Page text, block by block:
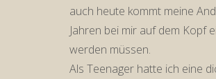
auch heute kommt meine
Jahren bei mir auf dem Kopf
werden müssen.
Als Teenager hatte ich eine